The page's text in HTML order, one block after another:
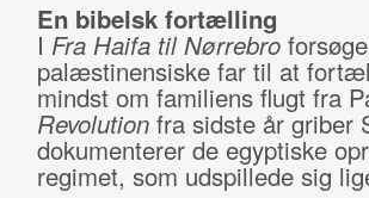
En bibelsk fortælling
I Fra Haifa til Nørrebro
palæstinensiske far til at
mindst om familiens flugt fra
Revolutionfra sidste år griber
dokumenterer de egyptiske
regimet, som udspillede sig